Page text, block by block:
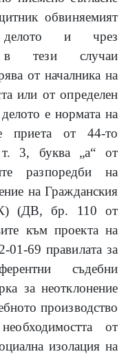
обвиняемият
и чрез
в тези случаи
от началника на
или от определен
е нормата на
приета от 44-то
3, буква „а“ от
разпоредби на
на Гражданския
(ДВ, бр. 110 от
към проекта на
69 правилата за
съдебни
за неотклонение
производство
от
изолация на